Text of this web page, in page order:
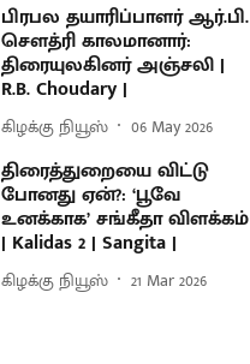
பிரபல தயாரிப்பாளர் ஆர்.பி.
சௌத்ரி காலமானார்:
திரையுலகினர் அஞ்சலி |
R.B. Choudary |
கிழக்கு நியூஸ் 06 May 2026
திரைத்துறையை விட்டு
போனது ஏன்?: ‘பூவே
உனக்காக’ சங்கீதா விளக்கம்
| Kalidas 2 | Sangita |
கிழக்கு நியூஸ் 21 Mar 2026